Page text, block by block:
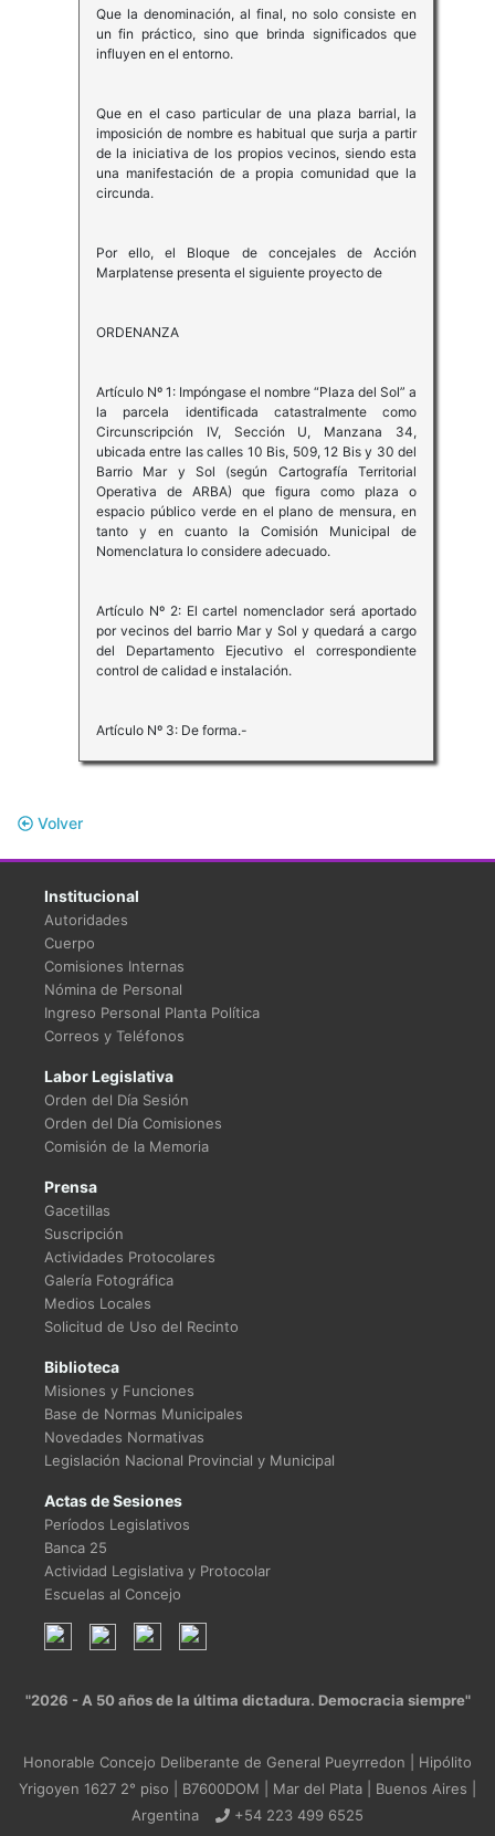
Que la denominación, al final, no solo consiste en
un fin práctico, sino que brinda significados que
influyen en el entorno.
Que en el caso particular de una plaza barrial, la
imposición de nombre es habitual que surja a partir
de la iniciativa de los propios vecinos, siendo esta
una manifestación de a propia comunidad que la
circunda.
Por ello, el Bloque de concejales de Acción
Marplatense presenta el siguiente proyecto de
ORDENANZA
Artículo Nº 1: Impóngase el nombre “Plaza del Sol” a
la parcela identificada catastralmente como
Circunscripción IV, Sección U, Manzana 34,
ubicada entre las calles 10 Bis, 509, 12 Bis y 30 del
Barrio Mar y Sol (según Cartografía Territorial
Operativa de ARBA) que figura como plaza o
espacio público verde en el plano de mensura, en
tanto y en cuanto la Comisión Municipal de
Nomenclatura lo considere adecuado.
Artículo Nº 2: El cartel nomenclador será aportado
por vecinos del barrio Mar y Sol y quedará a cargo
del Departamento Ejecutivo el correspondiente
control de calidad e instalación.
Artículo Nº 3: De forma.-
Volver
Institucional
Autoridades
Cuerpo
Comisiones Internas
Nómina de Personal
Ingreso Personal Planta Política
Correos y Teléfonos
Labor Legislativa
Orden del Día Sesión
Orden del Día Comisiones
Comisión de la Memoria
Prensa
Gacetillas
Suscripción
Actividades Protocolares
Galería Fotográfica
Medios Locales
Solicitud de Uso del Recinto
Biblioteca
Misiones y Funciones
Base de Normas Municipales
Novedades Normativas
Legislación Nacional Provincial y Municipal
Actas de Sesiones
Períodos Legislativos
Banca 25
Actividad Legislativa y Protocolar
Escuelas al Concejo
"2026 - A 50 años de la última dictadura. Democracia siempre"
Honorable Concejo Deliberante de General Pueyrredon | Hipólito
Yrigoyen 1627 2° piso | B7600DOM | Mar del Plata | Buenos Aires |
Argentina
+54 223 499 6525